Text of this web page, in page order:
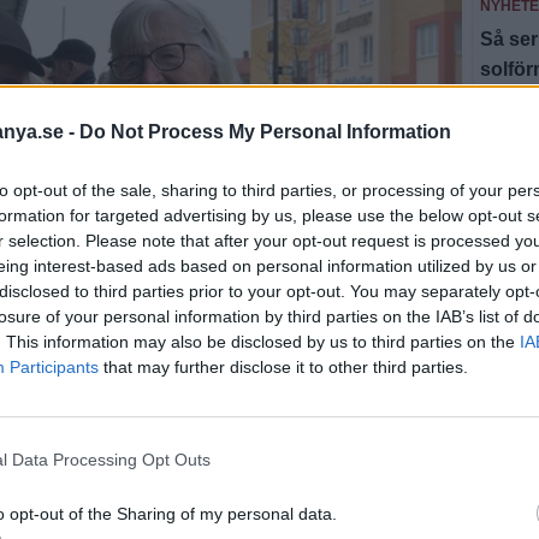
- Do Not Process My Personal Information
opt-out of the sale, sharing to third parties, or processing of your
for targeted advertising by us, please use the below opt-out
selection. Please note that after your opt-out request is processed
interest-based ads based on personal information utilized by us
to third parties prior to your opt-out. You may separately
of your personal information by third parties on the IAB’s list of
This information may also be disclosed by us to third parties on the
Participants that may further disclose it to other third parties.
Data Processing Opt Outs
opt-out of the Sharing of my personal data.
och Lillemor Nilsson hade tagit sig till
Rubinsson
Så
Här
Fler